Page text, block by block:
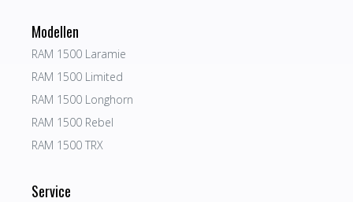
Modellen
RAM 1500 Laramie
RAM 1500 Limited
RAM 1500 Longhorn
RAM 1500 Rebel
RAM 1500 TRX
Service